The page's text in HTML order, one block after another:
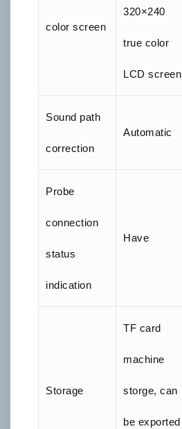
color screen
320×240
true color
LCD screen
Sound path
correction
Automatic
Probe
connection
status
indication
Have
Storage
TF card
machine
storge, can
be exported